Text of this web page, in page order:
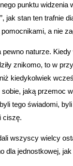
punktu widzenia
jak stan ten trafnie
a nie
naturze.
znikomo, to w
kiedykolwiek
jaką przemoc
tego świadomi,
ciszę.
wszyscy wielcy
dla jednostkowej,